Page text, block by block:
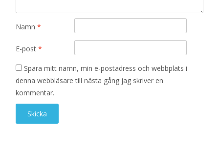
Namn *
E-post *
Spara mitt namn, min e-postadress och webbplats i
denna webbläsare till nästa gång jag skriver en
kommentar.